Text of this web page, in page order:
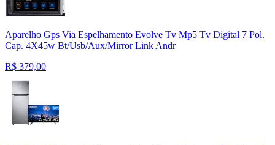
Aparelho Gps Via Espelhamento Evolve Tv Mp5 Tv Digital 7 Pol.
Cap. 4X45w Bt/Usb/Aux/Mirror Link Andr
R$ 379,00